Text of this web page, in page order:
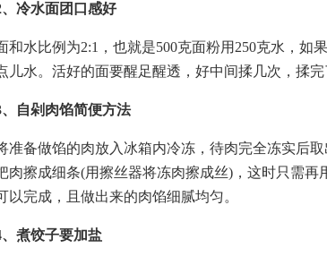
、冷水面团口感好
和水比例为2:1，也就是500克面粉用250克水，如
儿水。活好的面要醒足醒透，好中间揉几次，揉完
、自剁肉馅简便方法
准备做馅的肉放入冰箱内冷冻，待肉完全冻实后
肉擦成细条(用擦丝器将冻肉擦成丝)，这时只需再
以完成，且做出来的肉馅细腻均匀。
、煮饺子要加盐